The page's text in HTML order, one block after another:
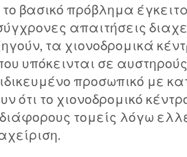
βασικό πρόβλημα
απαιτήσεις
τα χιονοδρομικά
υπόκεινται σε
προσωπικό με
ότι το χιονοδρομικό
τομείς λόγω